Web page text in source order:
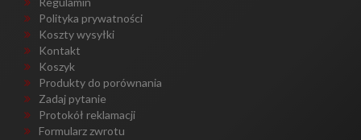
Polityka prywatności
Koszty wysyłki
Kontakt
Koszyk
Produkty do porównania
Zadaj pytanie
Protokół reklamacji
Formularz zwrotu